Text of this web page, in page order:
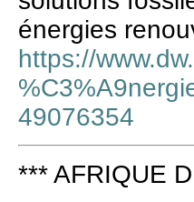
énergies
https://
49076354
*** AFRIQUE